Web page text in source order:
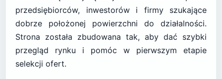
przedsiębiorców, inwestorów i firmy szukające
dobrze położonej powierzchni do działalności.
Strona została zbudowana tak, aby dać szybki
przegląd rynku i pomóc w pierwszym etapie
selekcji ofert.